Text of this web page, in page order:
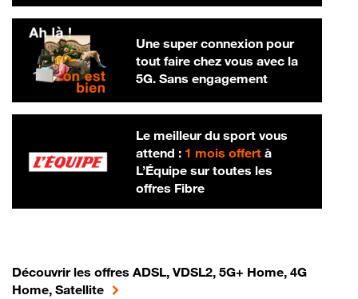
Une super connexion pour
tout faire chez vous avec la
5G. Sans engagement
Le meilleur du sport vous
attend : 1 mois offertà
L’Équipe sur toutes les
offres Fibre
Découvrir les offres ADSL, VDSL2, 5G+ Home, 4G
Home, Satellite